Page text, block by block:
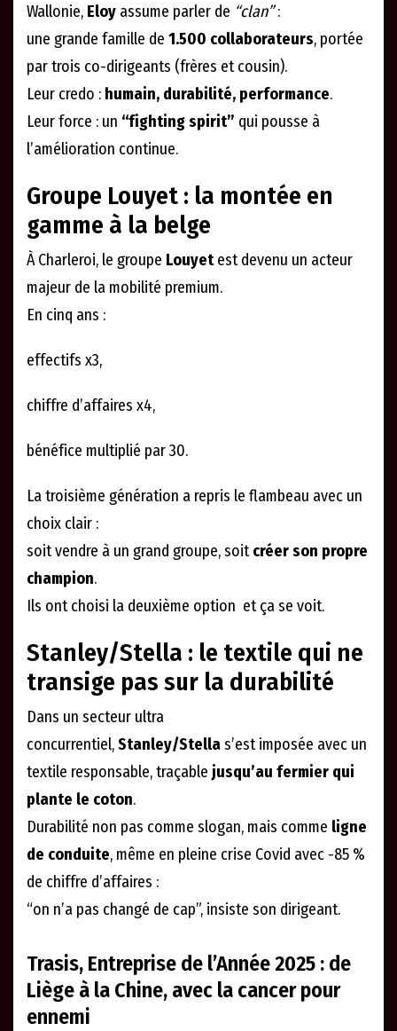
Wallonie, Eloy assume parler de “clan”:
une grande famille de 1.500 collaborateurs, portée
par trois co-dirigeants (frères et cousin).
Leur credo : humain, durabilité, performance.
Leur force : un “fighting spirit” qui pousse à
l’amélioration continue.
Groupe Louyet : la montée en
gamme à la belge
À Charleroi, le groupe Louyetest devenu un acteur
majeur de la mobilité premium.
En cinq ans :
effectifs x3,
chiffre d’affaires x4,
bénéfice multiplié par 30.
La troisième génération a repris le flambeau avec un
choix clair :
soit vendre à un grand groupe, soitcréer son propre
champion.
Ils ont choisi la deuxième option et ça se voit.
Stanley/Stella : le textile qui ne
transige pas sur la durabilité
Dans un secteur ultra
concurrentiel,Stanley/Stellas’est imposée avec un
textile responsable, traçable jusqu’au fermier qui
plante le coton.
Durabilité non pas comme slogan, mais comme ligne
de conduite, même en pleine crise Covid avec -85 %
de chiffre d’affaires :
“on n’a pas changé de cap”, insiste son dirigeant.
Trasis, Entreprise de l’Année 2025 : de
Liège à la Chine, avec la cancer pour
ennemi